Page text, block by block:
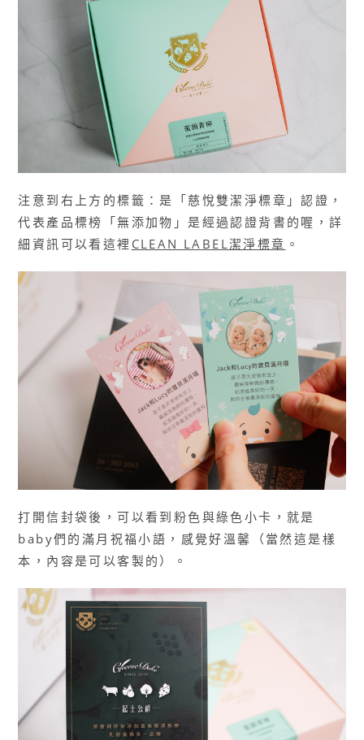
注意到右上方的標籤：是「慈悅雙潔淨標章」認證，
代表產品標榜「無添加物」是經過認證背書的喔，詳
細資訊可以看這裡 CLEAN LABEL潔淨標章 。
打開信封袋後，可以看到粉色與綠色小卡，就是
baby們的滿月祝福小語，感覺好溫馨（當然這是樣
本，內容是可以客製的）。